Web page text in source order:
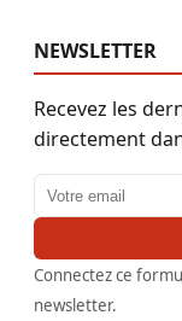
NEWSLETTER
Recevez les
directement
Adresse email
Connectez ce
newsletter.